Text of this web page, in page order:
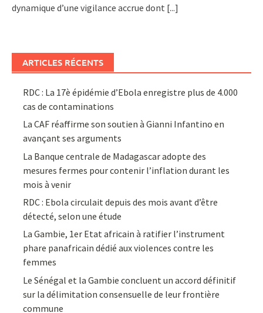
dynamique d’une vigilance accrue dont [...]
ARTICLES RÉCENTS
RDC : La 17è épidémie d’Ebola enregistre plus de 4.000
cas de contaminations
La CAF réaffirme son soutien à Gianni Infantino en
avançant ses arguments
La Banque centrale de Madagascar adopte des
mesures fermes pour contenir l’inflation durant les
mois à venir
RDC : Ebola circulait depuis des mois avant d’être
détecté, selon une étude
La Gambie, 1er Etat africain à ratifier l’instrument
phare panafricain dédié aux violences contre les
femmes
Le Sénégal et la Gambie concluent un accord définitif
sur la délimitation consensuelle de leur frontière
commune